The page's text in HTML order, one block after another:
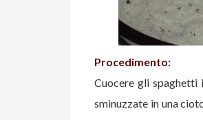
Procedimento:
Cuocere gli spaghetti
sminuzzate in una